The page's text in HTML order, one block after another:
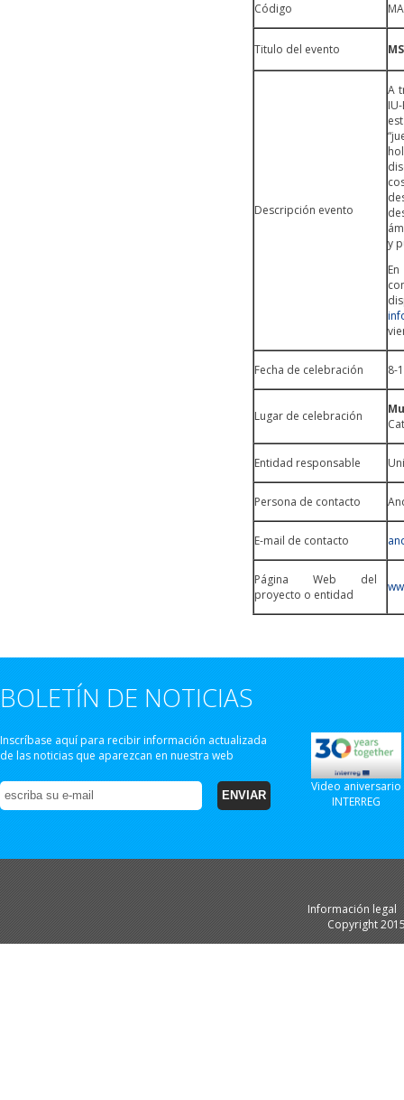
Código
Titulo del evento
Descripción evento
A
y
Fecha de celebración 8-
Lugar de celebración
Entidad responsable
Persona de contacto
E-mail de contacto
Página Web del
proyecto o entidad
BOLETÍN DE NOTICIAS
Inscríbase aquí para recibir información actualizada
de las noticias que aparezcan en nuestra web
Video aniversario
INTERREG
Información legal
Copyright